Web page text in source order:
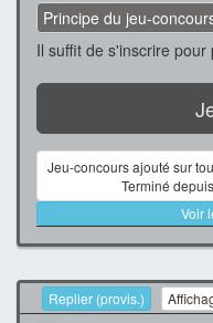
Principe du jeu-
Il suffit de s'inscrire
Jeu-concours ajouté sur
Terminé
Voir
Replier (provis.)